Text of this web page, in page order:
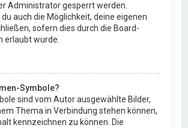
Administrator gesperrt werden.
auch die Möglichkeit, deine eigenen
sofern dies durch die Board-
erlaubt wurde.
Symbole?
sind vom Autor ausgewählte Bilder,
Thema in Verbindung stehen können,
kennzeichnen zu können. Die